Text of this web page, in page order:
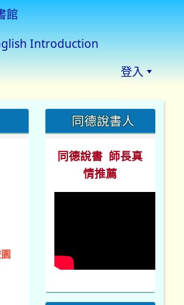
館
Introduction
登入
::: 同德說書人
同德說書 師長真
情推薦